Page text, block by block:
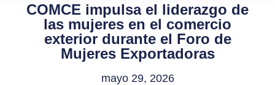
COMCE impulsa el liderazgo de
las mujeres en el comercio
exterior durante el Foro de
Mujeres Exportadoras
mayo 29, 2026